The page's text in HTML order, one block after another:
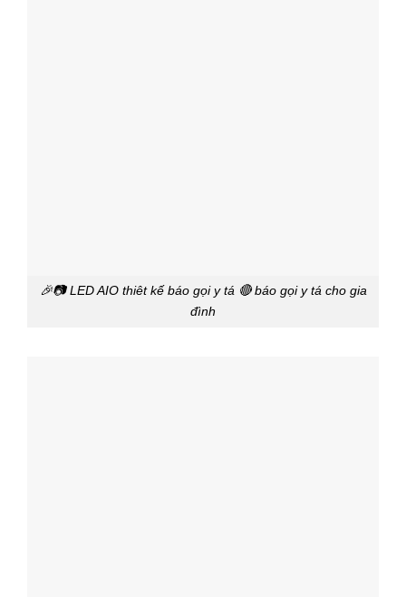
🎉📷 LED AIO thiêt kế báo gọi y tá 🔴 báo gọi y tá cho gia
đình